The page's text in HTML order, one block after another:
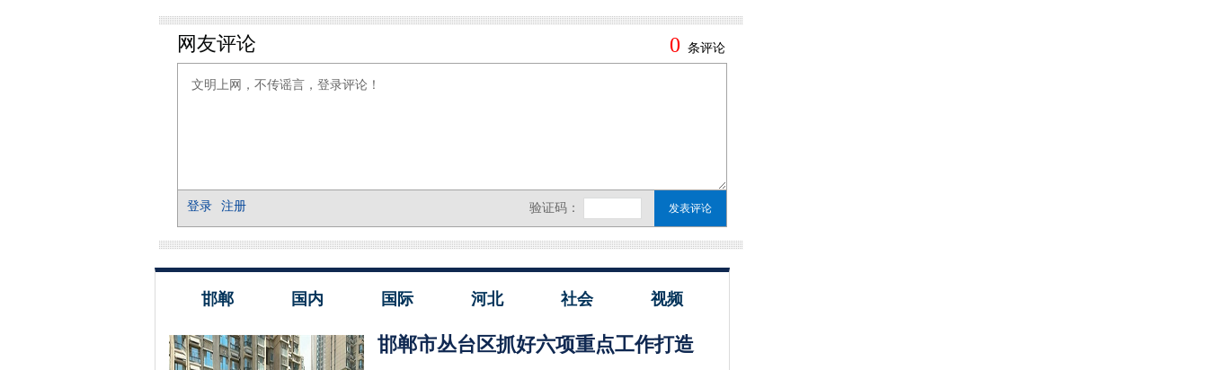
邯郸 国内 国际 河北 社会 视频
邯郸市丛台区抓好六项重点工作打造